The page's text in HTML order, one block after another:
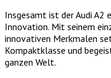
Insgesamt ist der Audi A2
Innovation. Mit seinem
innovativen Merkmalen
Kompaktklasse und
ganzen Welt.